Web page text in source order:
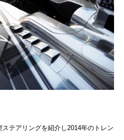
テアリングを紹介し2014年のトレン